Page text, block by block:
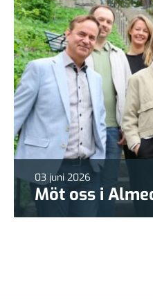
03 juni 2026
Möt oss i